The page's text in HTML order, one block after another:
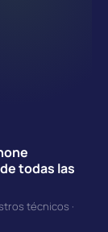
todas las
técnicos ·